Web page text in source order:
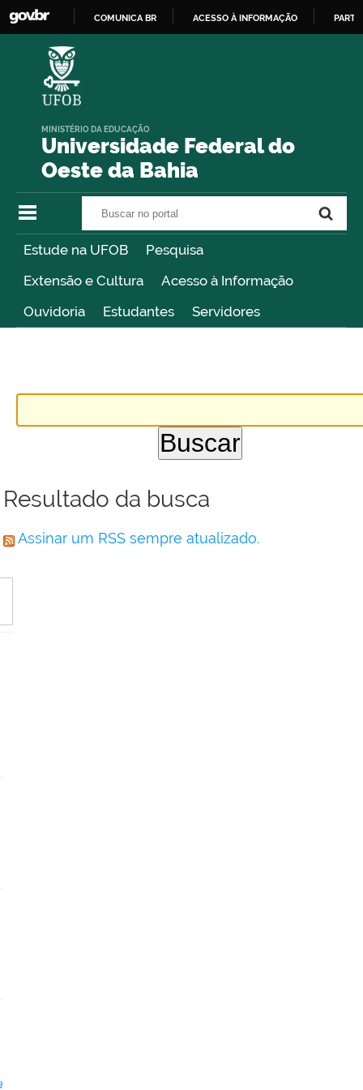
COMUNICA BR ACESSO À INFORMAÇÃO
Universidade Federal do
Oeste da Bahia
MINISTÉRIO DA EDUCAÇÃO
Estude na UFOB
Pesquisa
Extensão e Cultura
Acesso à Informação
Ouvidoria
Estudantes Servidores
Resultado da busca
Assinar um RSS sempre atualizado.